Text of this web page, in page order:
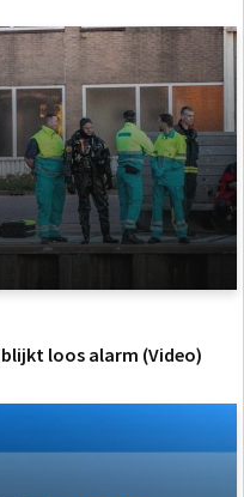
loos alarm (Video)